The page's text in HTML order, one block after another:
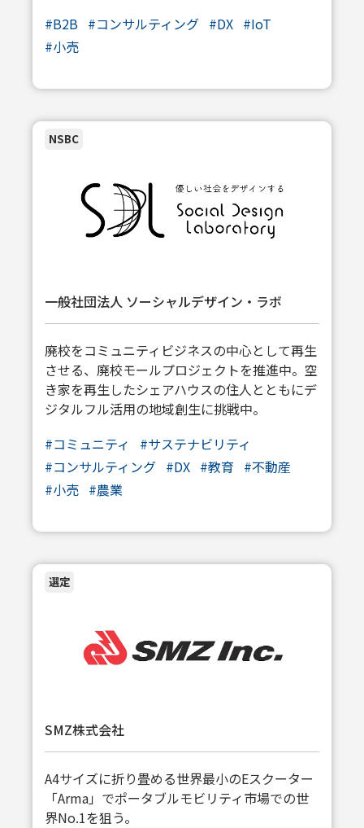
#B2B #コンサルティング #DX #IoT
#小売
NSBC
一般社団法人 ソーシャルデザイン・ラボ
廃校をコミュニティビジネスの中心として再生
させる、廃校モールプロジェクトを推進中。空
き家を再生したシェアハウスの住人とともにデ
ジタルフル活用の地域創生に挑戦中。
#コミュニティ #サステナビリティ
#コンサルティング #DX #教育 #不動産
#小売 #農業
選定
SMZ株式会社
A4サイズに折り畳める世界最小のEスクーター
「Arma」でポータブルモビリティ市場での世
界No.1を狙う。